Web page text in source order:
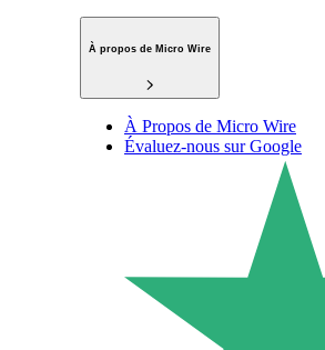
À propos de Micro Wire
À Propos de Micro Wire
Évaluez-nous sur Google